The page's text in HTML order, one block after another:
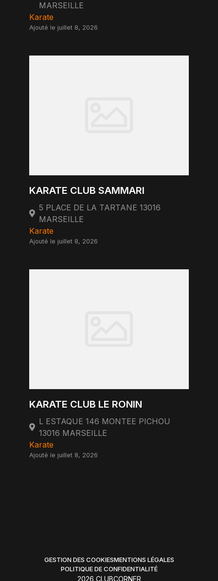
MARSEILLE
Karate
Ajouté le juillet 8, 2026
KARATE CLUB SAMMARI
5 PLACE DE LA TARTANE 13016
MARSEILLE
Karate
Ajouté le juillet 8, 2026
KARATE CLUB LE RONIN
L ESTAQUE 146 MONTEE PICHOU
13016 MARSEILLE
Karate
Ajouté le juillet 8, 2026
GESTION DES COOKIESMENTIONS LÉGALES
POLITIQUE DE CONFIDENTIALITÉ
2026 CLUBCORNER